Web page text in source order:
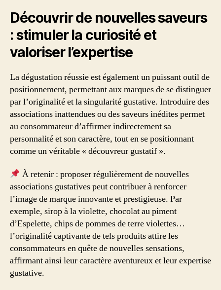
Découvrir de nouvelles saveurs
: stimuler la curiosité et
valoriser l’expertise
La dégustation réussie est également un puissant outil de
positionnement, permettant aux marques de se distinguer
par l’originalité et la singularité gustative. Introduire des
associations inattendues ou des saveurs inédites permet
au consommateur d’affirmer indirectement sa
personnalité et son caractère, tout en se positionnant
comme un véritable « découvreur gustatif ».
À retenir : proposer régulièrement de nouvelles
associations gustatives peut contribuer à renforcer
l’image de marque innovante et prestigieuse. Par
exemple, sirop à la violette, chocolat au piment
d’Espelette, chips de pommes de terre violettes…
l’originalité captivante de tels produits attire les
consommateurs en quête de nouvelles sensations,
affirmant ainsi leur caractère aventureux et leur expertise
gustative.